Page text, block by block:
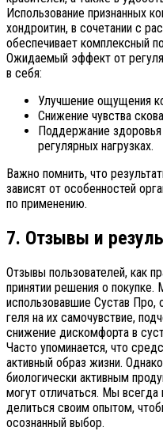
Использование признанных
хондроитин, в сочетании с
обеспечивает комплексный
Ожидаемый эффект от
в себя:
Улучшение ощущения
Снижение чувства
Поддержание здоровья
регулярных нагрузках.
Важно помнить, что
зависят от особенностей
по применению.
7. Отзывы и
Отзывы пользователей, как
принятии решения о покупке.
использовавшие Сустав Про,
геля на их самочувствие,
снижение дискомфорта в
Часто упоминается, что
активный образ жизни.
биологически активным
могут отличаться. Мы
делиться своим опытом,
осознанный выбор.